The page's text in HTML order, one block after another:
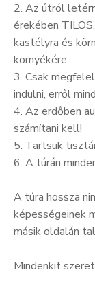
2. Az útról
érekében
kastélyra és
környékére.
3. Csak
indulni, erről
4. Az erdőben
számítani kell!
5. Tartsuk
6. A túrán
A túra hossza
képességeinek
másik oldalán
Mindenkit